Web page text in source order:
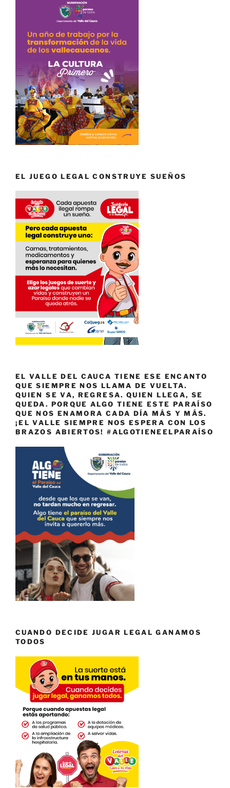
EL JUEGO LEGAL CONSTRUYE SUEÑOS
EL VALLE DEL CAUCA TIENE ESE ENCANTO
QUE SIEMPRE NOS LLAMA DE VUELTA.
QUIEN SE VA, REGRESA. QUIEN LLEGA, SE
QUEDA. PORQUE ALGO TIENE ESTE PARAÍSO
QUE NOS ENAMORA CADA DÍA MÁS Y MÁS.
¡EL VALLE SIEMPRE NOS ESPERA CON LOS
BRAZOS ABIERTOS! #ALGOTIENEELPARAÍSO
CUANDO DECIDE JUGAR LEGAL GANAMOS
TODOS